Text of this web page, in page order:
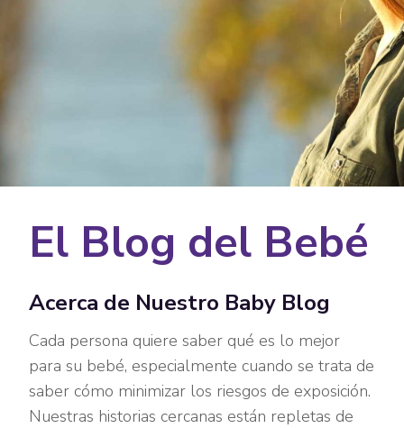
El Blog del Bebé
Acerca de Nuestro Baby Blog
Cada persona quiere saber qué es lo mejor
para su bebé, especialmente cuando se trata de
saber cómo minimizar los riesgos de exposición.
Nuestras historias cercanas están repletas de